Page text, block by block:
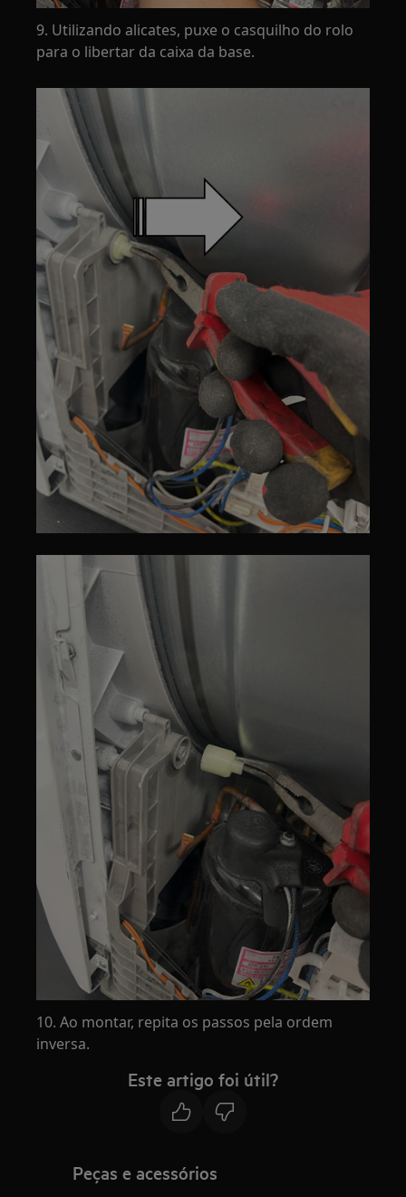
9. Utilizando alicates, puxe o casquilho do rolo
para o libertar da caixa da base.
10. Ao montar, repita os passos pela ordem
inversa.
Este artigo foi útil?
Peças e acessórios